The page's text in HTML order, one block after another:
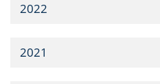
2022
2021